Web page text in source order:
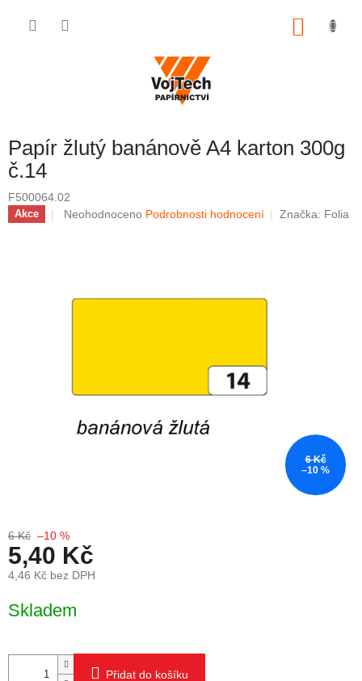
Papír žlutý banánově A4 karton 300g
č.14
F500064.02
Akce Průměrné hodnocení produktu je 0,0 z 5 hvězdiček.
Neohodnoceno Podrobnosti hodnocení Značka: Folia
6 Kč
–10 %
6 Kč –10 %
5,40 Kč
4,46 Kč bez DPH
Skladem
Přidat do košíku